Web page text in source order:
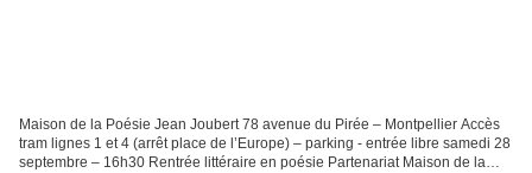
Maison de la Poésie Jean Joubert 78 avenue du Pirée – Montpellier Accès
tram lignes 1 et 4 (arrêt place de l’Europe) – parking - entrée libre samedi 28
septembre – 16h30 Rentrée littéraire en poésie Partenariat Maison de la